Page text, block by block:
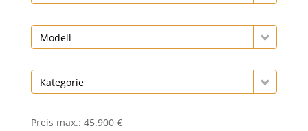
Modell
Kategorie
Preis max.: 45.900 €